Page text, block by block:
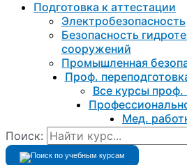
Подготовка к aттестации
Электробезопасность
Безопасность
сооружений
Промышленная
Проф.
Все курсы проф.
Мед.
Поиск: